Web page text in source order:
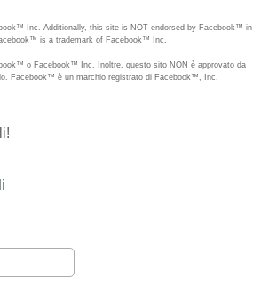
Inc. Additionally, this site is NOT endorsed by Facebook™ in
is a trademark of Facebook™ Inc.
o Facebook™ Inc. Inoltre, questo sito NON è approvato da
Facebook™ è un marchio registrato di Facebook™, Inc.